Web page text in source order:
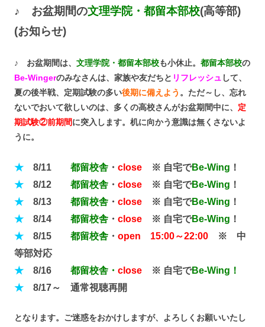
♪ お盆期間の文理学院・都留本部校(高等部)
(お知らせ)
♪ お盆期間は、 文理学院・都留本部校も小休止。 都留本部校の
Be-Wingerのみなさんは、 家族や友だちと リフレッシュ して、
夏の後半戦、定期試験の多い後期に備えよう 。ただ～し、 忘れ
ないでおいて欲しいのは、多くの高校さんがお盆期間中に、 定
期試験②前期間に突入します。机に向かう意識は無くさないよ
うに。
★ 8/11 都留校舎 ・ close ※ 自宅でBe-Wing ！
★ 8/12 都留校舎 ・ close ※ 自宅でBe-Wing ！
★ 8/13 都留校舎 ・ close ※ 自宅でBe-Wing ！
★ 8/14 都留校舎 ・ close ※ 自宅でBe-Wing ！
★ 8/15 都留校舎 ・ open 15:00～22:00 ※ 中
等部対応
★
8/16 都留校舎・ close ※ 自宅でBe-Wing！
★ 8/17～ 通常視聴再開
となります。ご迷惑をおかけしますが、よろしくお願いいたし